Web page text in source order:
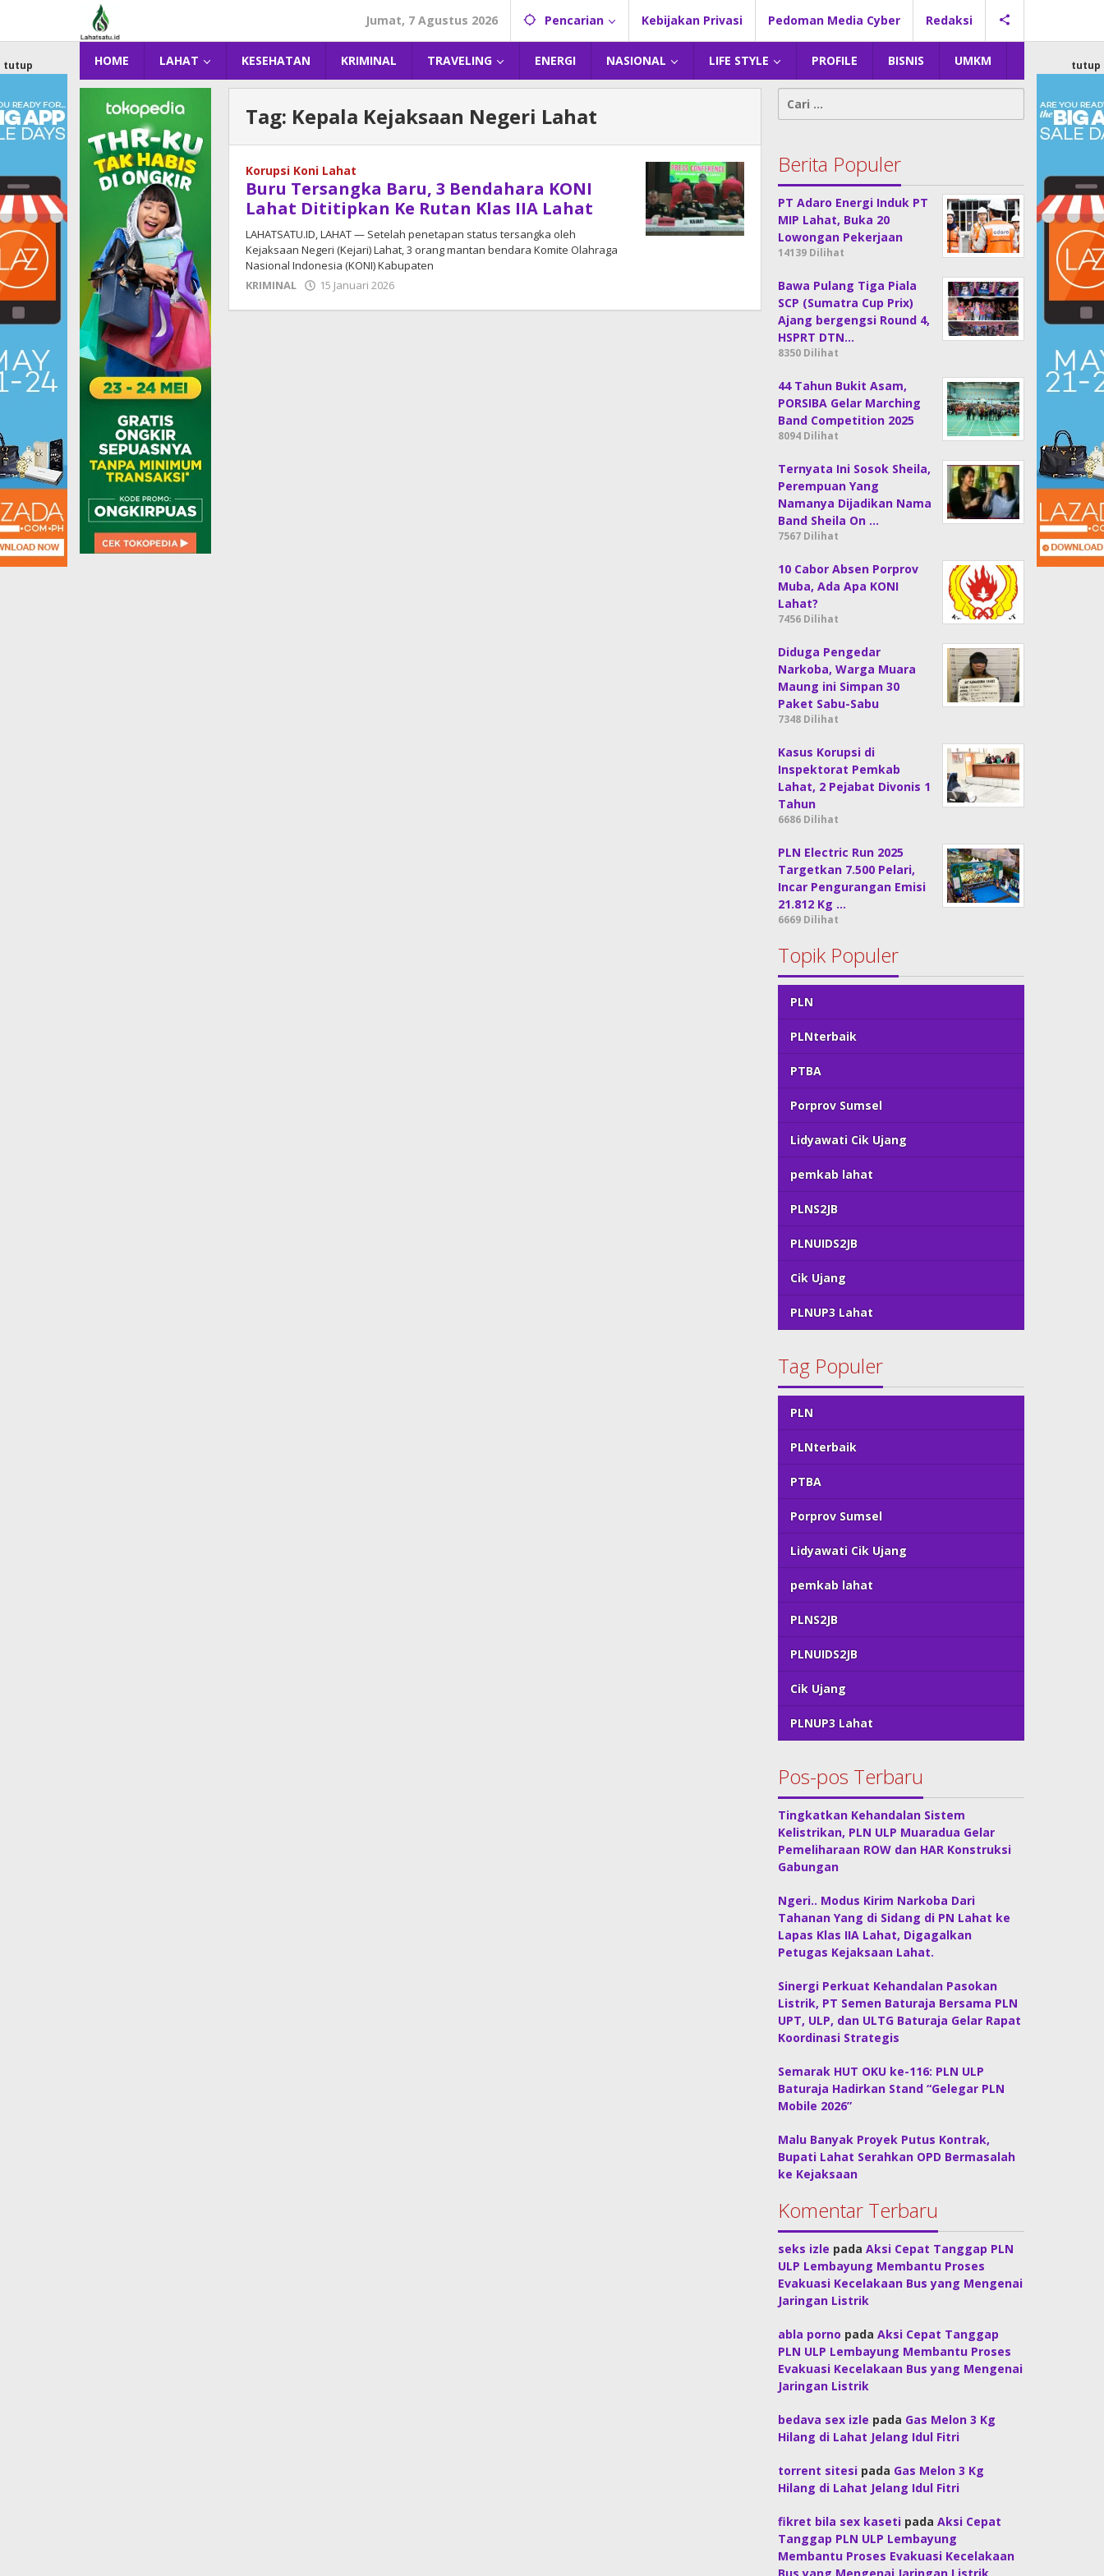
konten
Jumat, 7 Agustus 2026 Pencarian Kebijakan Privasi Pedoman Media Cyber Redaksi
HOME LAHAT KESEHATAN KRIMINAL TRAVELING ENERGI NASIONAL LIFE STYLE PROFILE BISNIS UMKM
tutup tutup
Tag: Kepala Kejaksaan Negeri Lahat
Korupsi Koni Lahat
Buru Tersangka Baru, 3 Bendahara KONI
Lahat Dititipkan Ke Rutan Klas IIA Lahat
LAHATSATU.ID, LAHAT — Setelah penetapan status tersangka oleh
Kejaksaan Negeri (Kejari) Lahat, 3 orang mantan bendara Komite Olahraga
Nasional Indonesia (KONI) Kabupaten
KRIMINAL
15 Januari 2026
Cari
untuk:
Berita Populer
PT Adaro Energi Induk PT
MIP Lahat, Buka 20
Lowongan Pekerjaan
14139 Dilihat
Bawa Pulang Tiga Piala
SCP (Sumatra Cup Prix)
Ajang bergengsi Round 4,
HSPRT DTN…
8350 Dilihat
44 Tahun Bukit Asam,
PORSIBA Gelar Marching
Band Competition 2025
8094 Dilihat
Ternyata Ini Sosok Sheila,
Perempuan Yang
Namanya Dijadikan Nama
Band Sheila On …
7567 Dilihat
10 Cabor Absen Porprov
Muba, Ada Apa KONI
Lahat?
7456 Dilihat
Diduga Pengedar
Narkoba, Warga Muara
Maung ini Simpan 30
Paket Sabu-Sabu
7348 Dilihat
Kasus Korupsi di
Inspektorat Pemkab
Lahat, 2 Pejabat Divonis 1
Tahun
6686 Dilihat
PLN Electric Run 2025
Targetkan 7.500 Pelari,
Incar Pengurangan Emisi
21.812 Kg …
6669 Dilihat
Topik Populer
PLN
PLNterbaik
PTBA
Porprov Sumsel
Lidyawati Cik Ujang
pemkab lahat
PLNS2JB
PLNUIDS2JB
Cik Ujang
PLNUP3 Lahat
Tag Populer
PLN
PLNterbaik
PTBA
Porprov Sumsel
Lidyawati Cik Ujang
pemkab lahat
PLNS2JB
PLNUIDS2JB
Cik Ujang
PLNUP3 Lahat
Pos-pos Terbaru
Tingkatkan Kehandalan Sistem
Kelistrikan, PLN ULP Muaradua Gelar
Pemeliharaan ROW dan HAR Konstruksi
Gabungan
Ngeri.. Modus Kirim Narkoba Dari
Tahanan Yang di Sidang di PN Lahat ke
Lapas Klas IIA Lahat, Digagalkan
Petugas Kejaksaan Lahat.
Sinergi Perkuat Kehandalan Pasokan
Listrik, PT Semen Baturaja Bersama PLN
UPT, ULP, dan ULTG Baturaja Gelar Rapat
Koordinasi Strategis
Semarak HUT OKU ke-116: PLN ULP
Baturaja Hadirkan Stand “Gelegar PLN
Mobile 2026”
Malu Banyak Proyek Putus Kontrak,
Bupati Lahat Serahkan OPD Bermasalah
ke Kejaksaan
Komentar Terbaru
seks izle padaAksi Cepat Tanggap PLN
ULP Lembayung Membantu Proses
Evakuasi Kecelakaan Bus yang Mengenai
Jaringan Listrik
abla porno padaAksi Cepat Tanggap
PLN ULP Lembayung Membantu Proses
Evakuasi Kecelakaan Bus yang Mengenai
Jaringan Listrik
bedava sex izle pada Gas Melon 3 Kg
Hilang di Lahat Jelang Idul Fitri
torrent sitesi pada Gas Melon 3 Kg
Hilang di Lahat Jelang Idul Fitri
fikret bila sex kaseti padaAksi Cepat
Tanggap PLN ULP Lembayung
Membantu Proses Evakuasi Kecelakaan